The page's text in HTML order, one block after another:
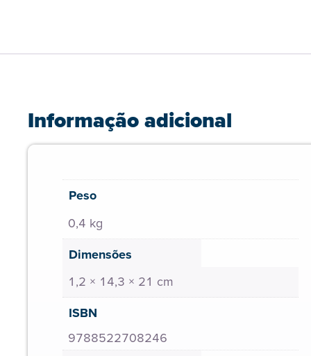
Informação adicional
Peso
0,4 kg
Dimensões
1,2 × 14,3 × 21 cm
ISBN
9788522708246